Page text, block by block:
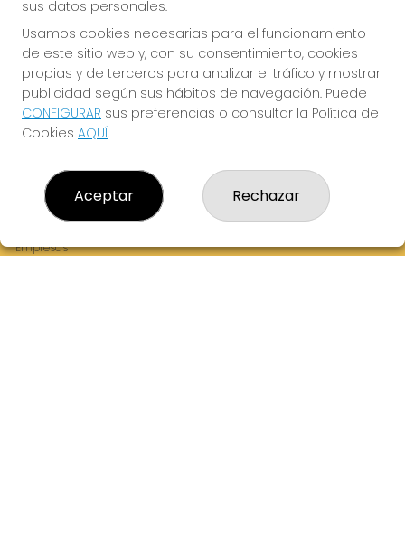
¡La Tres Loterias te desea Mucha Suerte!
¿Quiénes somos?
Comprar lotería
Resultados
Empresas
sus datos personales.
Usamos cookies necesarias para el funcionamiento
de este sitio web y, con su consentimiento, cookies
propias y de terceros para analizar el tráfico y mostrar
publicidad según sus hábitos de navegación. Puede
CONFIGURAR sus preferencias o consultar la Política de
Cookies AQUÍ.
Aceptar Rechazar